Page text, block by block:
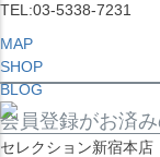
TEL:03-5338-7231
MAP
SHOP
BLOG
セレクション新宿本店
会員登録がお済